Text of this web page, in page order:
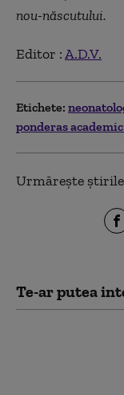
nou-născutului.
Editor :A.D.V.
Etichete:
ponderas
Urmărește
Te-ar putea